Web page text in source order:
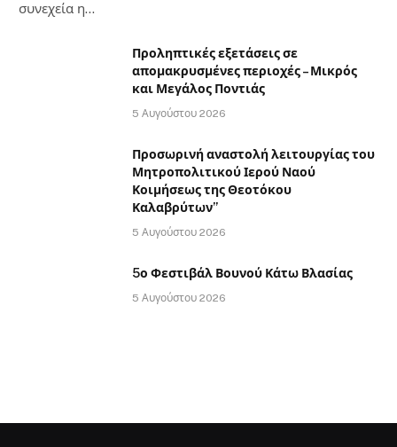
συνεχεία η…
Προληπτικές εξετάσεις σε
απομακρυσμένες περιοχές – Μικρός
και Μεγάλος Ποντιάς
5 Αυγούστου 2026
Προσωρινή αναστολή λειτουργίας του
Μητροπολιτικού Ιερού Ναού
Κοιμήσεως της Θεοτόκου
Καλαβρύτων”
5 Αυγούστου 2026
5ο Φεστιβάλ Βουνού Κάτω Βλασίας
5 Αυγούστου 2026